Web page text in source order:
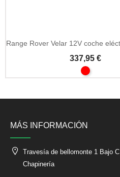
337,95 €
MÁS INFORMACIÓN
Travesía de bellomonte 1 Bajo C
Chapinería